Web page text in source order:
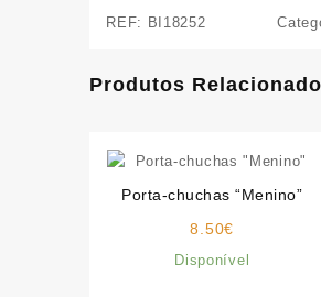
REF: BI18252
Produtos
Porta-chuchas “Menino”
8.50€
Disponível